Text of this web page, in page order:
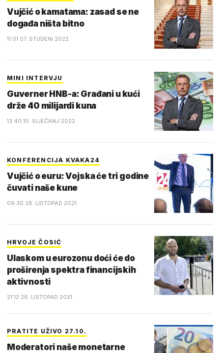
Vujčić o kamatama: zasad se ne
događa ništa bitno
11:01 07. STUDENI 2022.
MINI INTERVJU
Guverner HNB-a: Građani u kući
drže 40 milijardi kuna
13:40 10. SIJEČANJ 2022.
KONFERENCIJA KVAKA24
Vujčić o euru: Vojska će tri godine
čuvati naše kune
09:30 28. LISTOPAD 2021.
HRVOJE ČOSIĆ
Ulaskom u eurozonu doći će do
proširenja spektra financijskih
aktivnosti
21:12 26. LISTOPAD 2021.
PRATITE UŽIVO 27.10.
Moderatori naše monetarne